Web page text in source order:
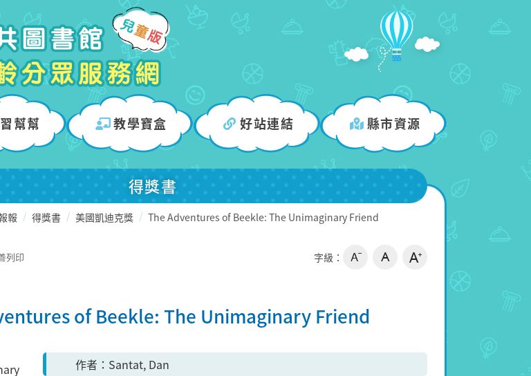
幫幫 教學寶盒 好站連結 縣市資源
得獎書
報 得獎書 美國凱迪克獎 The Adventures of Beekle: The Unimaginary Friend
列印 字級：
of Beekle: The Unimaginary Friend
作者
Santat, Dan